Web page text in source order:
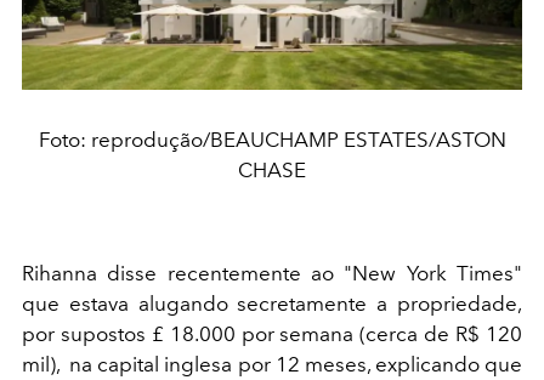
Foto: reprodução/BEAUCHAMP ESTATES/ASTON
CHASE
Rihanna disse recentemente ao "New York Times"
que estava alugando secretamente a propriedade,
por supostos £ 18.000 por semana (cerca de R$ 120
mil), na capital inglesa por 12 meses, explicando que